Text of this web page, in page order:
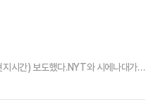
시간) 보도했다.NYT와 시에나대가
에 64%의 응답자가 “잘못된 결정이